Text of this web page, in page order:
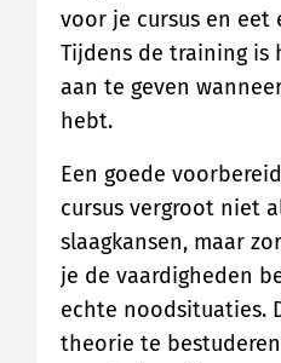
voor je cursus en
Tijdens de training is
aan te geven
hebt.
Een goede
cursus vergroot niet
slaagkansen, maar
je de vaardigheden
echte noodsituaties.
theorie te